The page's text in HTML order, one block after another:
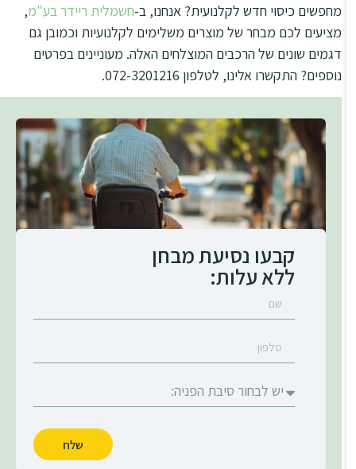
מחפשים כיסוי חדש לקלנועית? אנחנו, ב-חשמלית ריידר בע"מ,
מציעים לכם מבחר של מוצרים משלימים לקלנועיות וכמובן גם
דגמים שונים של הרכבים המוצלחים האלה. מעוניינים בפרטים
נוספים? התקשרו אלינו, לטלפון 072-3201216.
קבעו נסיעת מבחן
ללא עלות:
שלח